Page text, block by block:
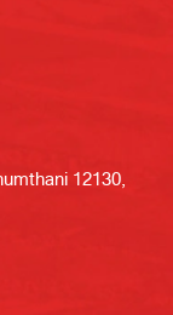
12130,